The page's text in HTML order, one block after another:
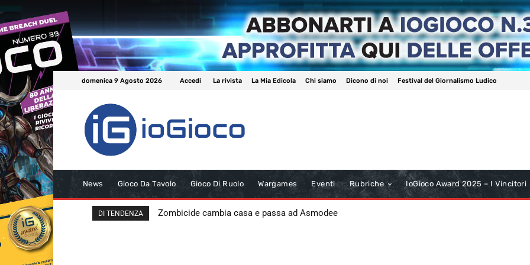
domenica 9 Agosto 2026 Accedi La rivista La Mia Edicola Chi siamo Dicono di noi Festival del Giornalismo Ludico
News Gioco Da Tavolo Gioco Di Ruolo Wargames Eventi Rubriche IoGioco Award 2025 – I Vincitori
DI TENDENZA Zombicide cambia casa e passa ad Asmodee